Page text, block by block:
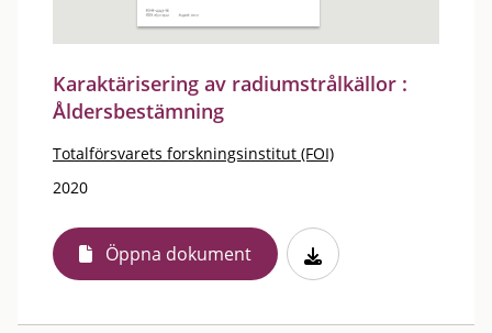
Karaktärisering av radiumstrålkällor :
Åldersbestämning
Totalförsvarets forskningsinstitut (FOI)
2020
Öppna dokument